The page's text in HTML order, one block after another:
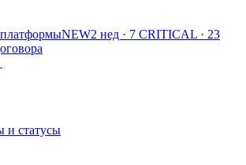
NEW2 нед · 7 CRITICAL · 23
и статусы